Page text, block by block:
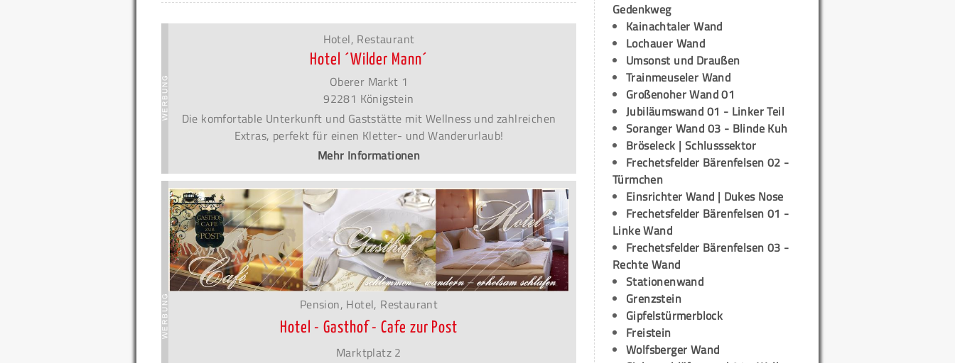
Hotel, Restaurant
Hotel ´Wilder Mann´
Oberer Markt 1
92281 Königstein
Die komfortable Unterkunft und Gaststätte mit Wellness und zahlreichen
Extras, perfekt für einen Kletter- und Wanderurlaub!
Mehr Informationen
Pension, Hotel, Restaurant
Hotel - Gasthof - Cafe zur Post
Marktplatz 2
Gedenkweg
Kainachtaler Wand
Lochauer Wand
Umsonst und Draußen
Trainmeuseler Wand
Großenoher Wand 01
Jubiläumswand 01 - Linker Teil
Soranger Wand 03 - Blinde Kuh
Bröseleck | Schlusssektor
Frechetsfelder Bärenfelsen 02 -
Türmchen
Einsrichter Wand | Dukes Nose
Frechetsfelder Bärenfelsen 01 -
Linke Wand
Frechetsfelder Bärenfelsen 03 -
Rechte Wand
Stationenwand
Grenzstein
Gipfelstürmerblock
Freistein
Wolfsberger Wand